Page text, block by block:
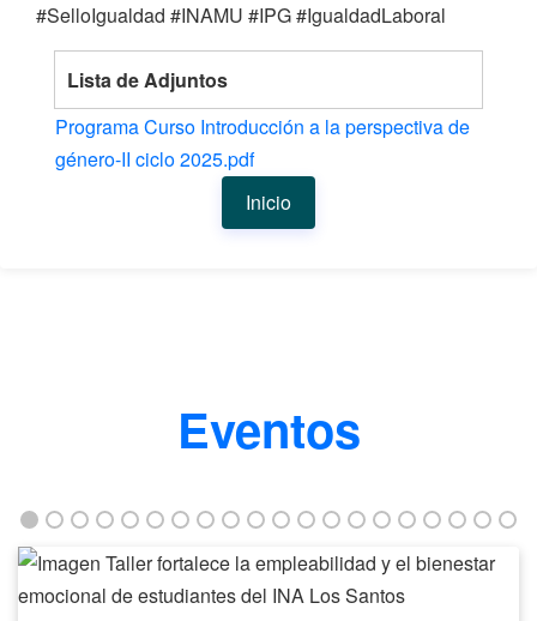
#SelloIgualdad #INAMU #IPG #IgualdadLaboral
Lista de Adjuntos
Programa Curso Introducción a la perspectiva de
género-II ciclo 2025.pdf
Inicio
Eventos
Taller
fortalece